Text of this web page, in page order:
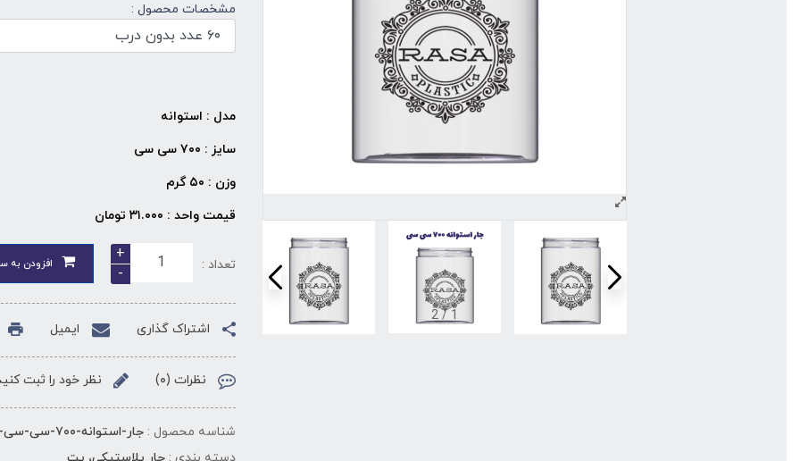
1
/
2
مشخصات محصول :
مدل : استوانه
سایز : ۷۰۰ سی سی
وزن : ۵۰ گرم
قیمت واحد : ۳۱.۰۰۰ تومان
تعداد :
+
-
افزودن به
اشتراک گذاری ایمیل
نظرات (۰) نظر خود را ثبت
شناسه محصول :جار-استوانه-۷۰۰-سی-سی-دهانه-۸۸